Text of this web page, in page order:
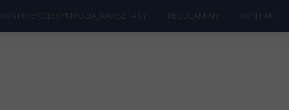
KONFERENCJE,SYMPOZJA,WARSZTATY
REGULAMINY KONTAKT